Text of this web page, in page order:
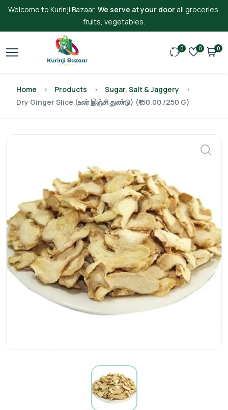
Welcome to Kurinji Bazaar, We serve at your doorall groceries,
fruits, vegetables.
0 0 0
Home Products
Sugar, Salt & Jaggery
Dry Ginger Slice (உலர் இஞ்சி துண்டு) (₹150.00 /250 G)